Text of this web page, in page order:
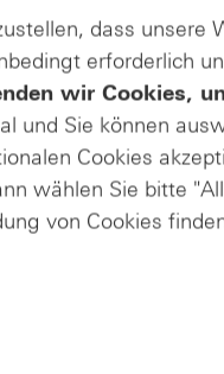
dass unsere
erforderlich
wir Cookies,
und Sie können
Cookies
wählen Sie bitte
von Cookies